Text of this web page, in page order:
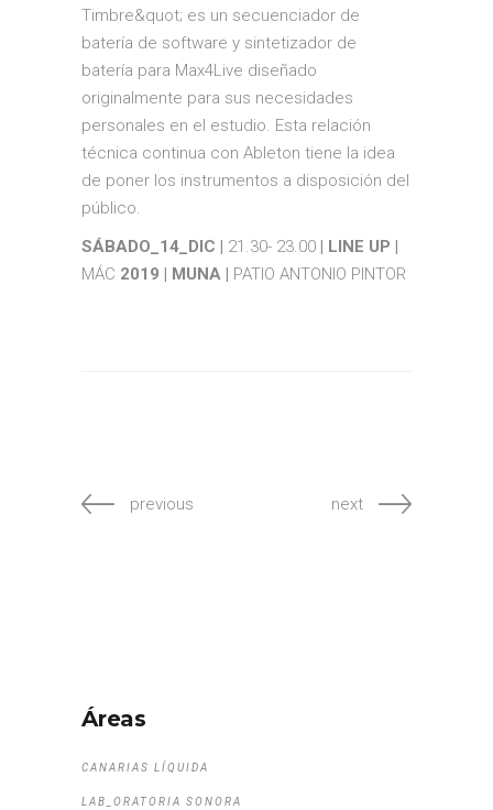
Timbre&quot; es un secuenciador de
batería de software y sintetizador de
batería para Max4Live diseñado
originalmente para sus necesidades
personales en el estudio. Esta relación
técnica continua con Ableton tiene la idea
de poner los instrumentos a disposición del
público.
SÁBADO_14_DIC | 21.30- 23.00
| LINE UP |
MÁC 2019 | MUNA | PATIO ANTONIO PINTOR
previous next
Áreas
CANARIAS LÍQUIDA
LAB_ORATORIA SONORA